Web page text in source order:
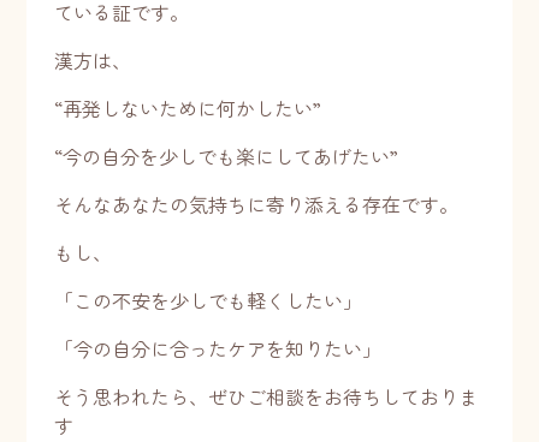
ている証です。
漢方は、
“再発しないために何かしたい”
“今の自分を少しでも楽にしてあげたい”
そんなあなたの気持ちに寄り添える存在です。
もし、
「この不安を少しでも軽くしたい」
「今の自分に合ったケアを知りたい」
そう思われたら、ぜひご相談をお待ちしておりま
す